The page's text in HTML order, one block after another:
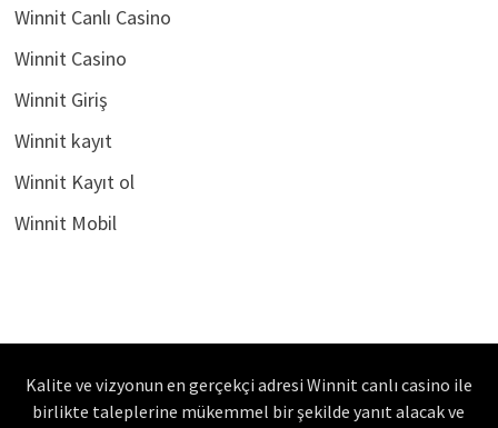
Winnit Canlı Casino
Winnit Casino
Winnit Giriş
Winnit kayıt
Winnit Kayıt ol
Winnit Mobil
Kalite ve vizyonun en gerçekçi adresi Winnit canlı casino ile
birlikte taleplerine mükemmel bir şekilde yanıt alacak ve